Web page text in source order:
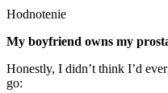
Hodnotenie
My boyfriend owns my
Honestly, I didn’t think I’d
go: